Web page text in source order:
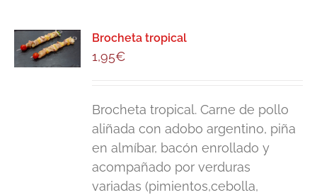
Brocheta tropical
1,95€
Brocheta tropical. Carne de pollo
aliñada con adobo argentino, piña
en almíbar, bacón enrollado y
acompañado por verduras
variadas (pimientos,cebolla,